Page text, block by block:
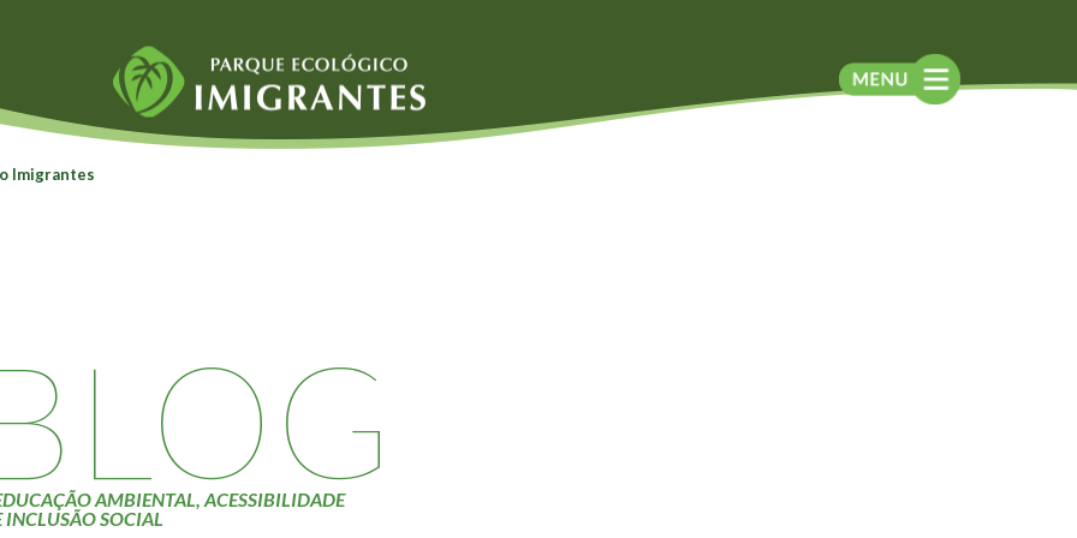
Fauna e Flora
Liquens
Tucano do Bico
Atividades Blog
Imigrantes
AMBIENTAL, ACESSIBILIDADE
INCLUSÃO SOCIAL